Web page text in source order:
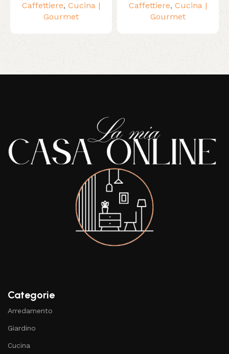
Caffettiere, Cucina |
Gourmet
Caffettiere, Cucina |
Gourmet
Read More
Categorie
Arredamento
Giardino
Cucina